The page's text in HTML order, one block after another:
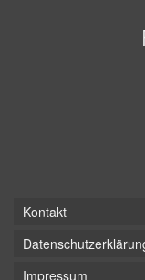
Kontakt
Impressum